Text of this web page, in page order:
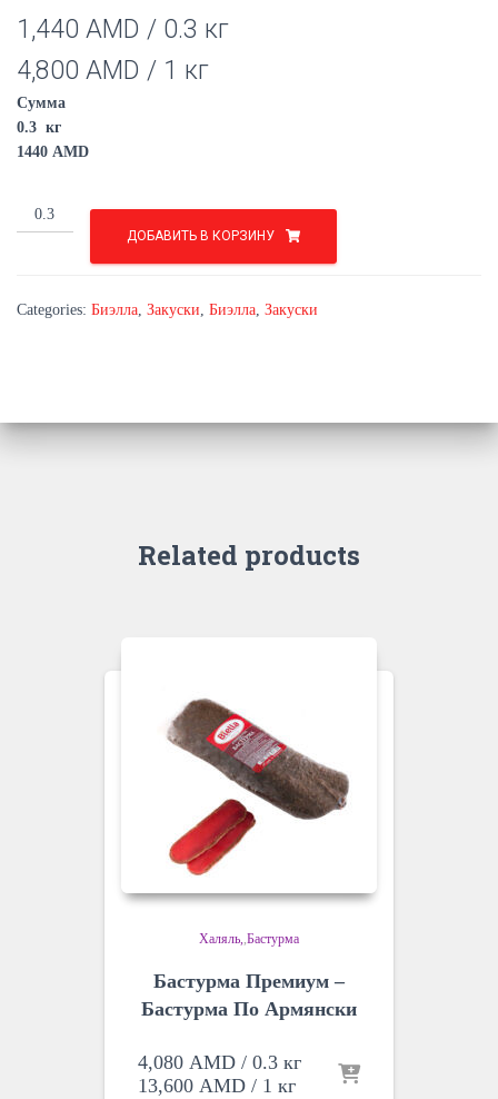
1,440 AMD / 0.3 кг
4,800 AMD / 1 кг
Сумма
0.3 кг
1440 AMD
Филе
спинки
ДОБАВИТЬ В КОРЗИНУ
Categories: Биэлла, Закуски, Биэлла, Закуски
Related products
Халяль ,Бастурма
Бастурма Премиум –
Бастурма По Армянски
4,080 AMD / 0.3 кг
13,600 AMD / 1 кг